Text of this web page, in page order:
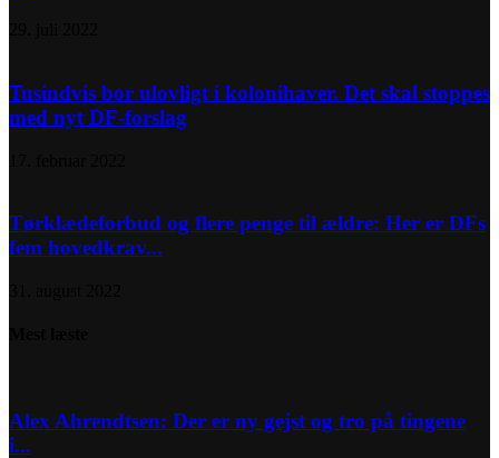
Tusindvis bor ulovligt i kolonihaver. Det skal stoppes
med nyt DF-forslag
Tørklædeforbud og flere penge til ældre: Her er DFs
fem hovedkrav...
Alex Ahrendtsen: Der er ny gejst og tro på tingene
i...